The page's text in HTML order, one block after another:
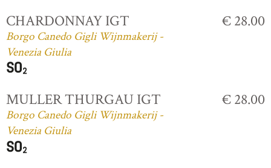
CHARDONNAY IGT
Borgo Canedo Gigli Wijnmakerij -
Venezia Giulia
€ 28.00
MULLER THURGAU IGT
Borgo Canedo Gigli Wijnmakerij -
Venezia Giulia
€ 28.00